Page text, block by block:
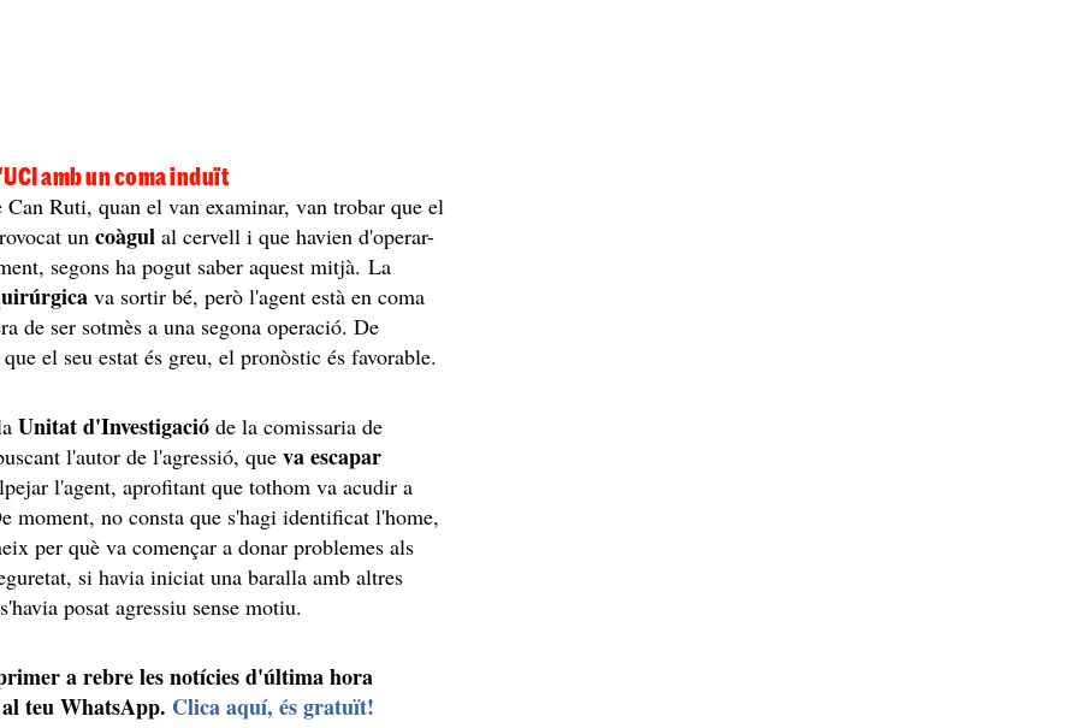
amb un coma induït
Can Ruti, quan el van examinar, van trobar que el
uncoàgul al cervell i que havien d'operar-
segons ha pogut saber aquest mitjà. La
va sortir bé, però l'agent està en coma
de ser sotmès a una segona operació. De
el seu estat és greu, el pronòstic és favorable.
Unitat d'Investigacióde la comissaria de
l'autor de l'agressió, queva escapar
l'agent, aprofitant que tothom va acudir a
moment, no consta que s'hagi identificat l'home,
per què va començar a donar problemes als
si havia iniciat una baralla amb altres
posat agressiu sense motiu.
a rebre les notícies d'última hora
al teu WhatsApp. Clica aquí, és gratuït!